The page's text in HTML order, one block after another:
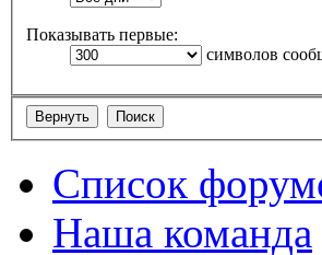
Показывать первые:
символов
Список
Наша команда